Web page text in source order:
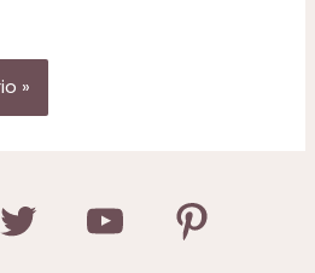
Twitter YouTube
Pinterest